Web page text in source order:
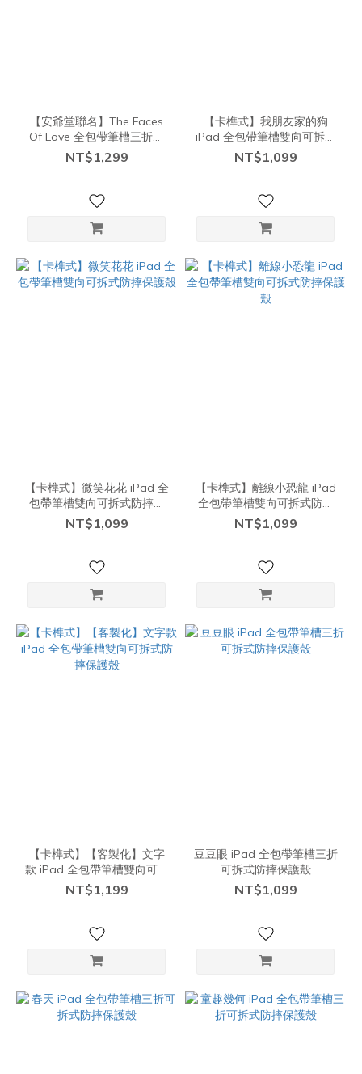
【安爺堂聯名】The Faces
Of Love 全包帶筆槽三折可
拆式防摔保護殼
NT$1,299
【卡榫式】我朋友家的狗
iPad 全包帶筆槽雙向可拆式
防摔保護殼
NT$1,099
【卡榫式】微笑花花 iPad 全
包帶筆槽雙向可拆式防摔保
護殼
NT$1,099
【卡榫式】離線小恐龍 iPad
全包帶筆槽雙向可拆式防摔
保護殼
NT$1,099
【卡榫式】【客製化】文字
款 iPad 全包帶筆槽雙向可拆
式防摔保護殼
NT$1,199
豆豆眼 iPad 全包帶筆槽三折
可拆式防摔保護殼
NT$1,099